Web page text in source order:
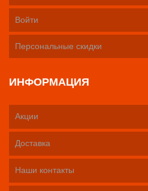
Войти
Персональные скидки
ИНФОРМАЦИЯ
Акции
Доставка
Наши контакты